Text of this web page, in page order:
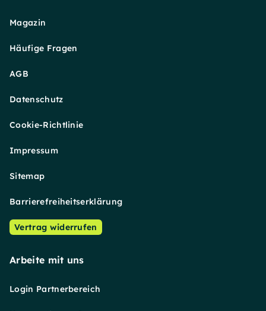
Magazin
Häufige Fragen
AGB
Datenschutz
Cookie-Richtlinie
Impressum
Sitemap
Barrierefreiheitserklärung
Vertrag widerrufen
Arbeite mit uns
Login Partnerbereich